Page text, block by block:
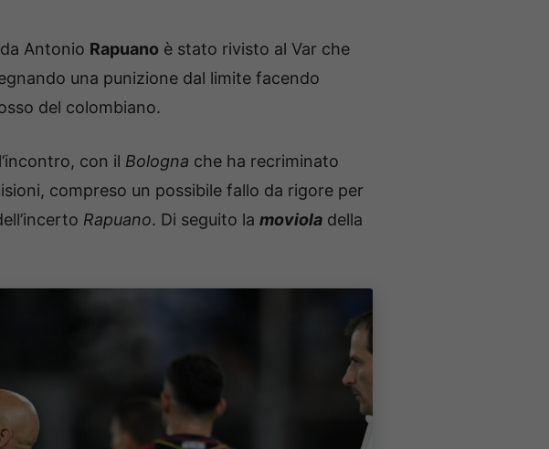
da Antonio Rapuano è stato rivisto al Var che
una punizione dal limite facendo
del colombiano.
con il Bologna che ha recriminato
compreso un possibile fallo da rigore per
Rapuano. Di seguito la moviola della